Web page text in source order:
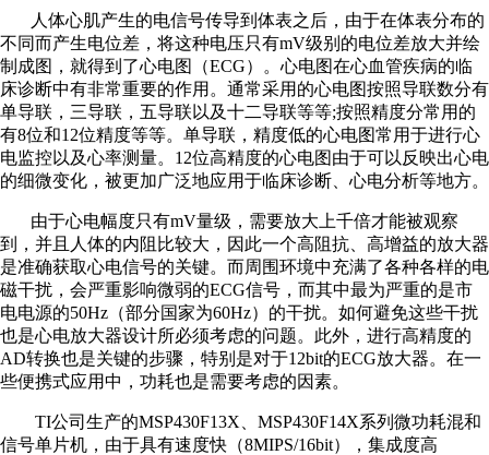
人体心肌产生的电信号传导到体表之后，由于在体表分布的
不同而产生电位差，将这种电压只有mV级别的电位差放大并绘
制成图，就得到了心电图（ECG）。心电图在心血管疾病的临
床诊断中有非常重要的作用。通常采用的心电图按照导联数分有
单导联，三导联，五导联以及十二导联等等;按照精度分常用的
有8位和12位精度等等。单导联，精度低的心电图常用于进行心
电监控以及心率测量。12位高精度的心电图由于可以反映出心电
的细微变化，被更加广泛地应用于临床诊断、心电分析等地方。
由于心电幅度只有mV量级，需要放大上千倍才能被观察
到，并且人体的内阻比较大，因此一个高阻抗、高增益的放大器
是准确获取心电信号的关键。而周围环境中充满了各种各样的电
磁干扰，会严重影响微弱的ECG信号，而其中最为严重的是市
电电源的50Hz（部分国家为60Hz）的干扰。如何避免这些干扰
也是心电放大器设计所必须考虑的问题。此外，进行高精度的
AD转换也是关键的步骤，特别是对于12bit的ECG放大器。在一
些便携式应用中，功耗也是需要考虑的因素。
TI公司生产的MSP430F13X、MSP430F14X系列微功耗混和
信号单片机，由于具有速度快（8MIPS/16bit），集成度高